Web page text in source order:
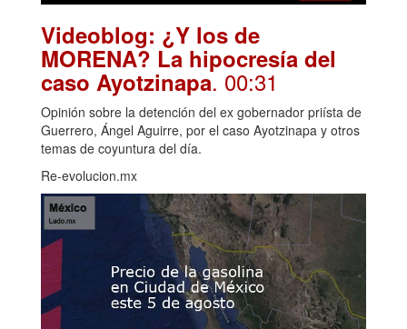
Videoblog: ¿Y los de
MORENA? La hipocresía del
caso Ayotzinapa. 00:31
Opinión sobre la detención del ex gobernador priísta de
Guerrero, Ángel Aguirre, por el caso Ayotzinapa y otros
temas de coyuntura del día.
Re-evolucion.mx